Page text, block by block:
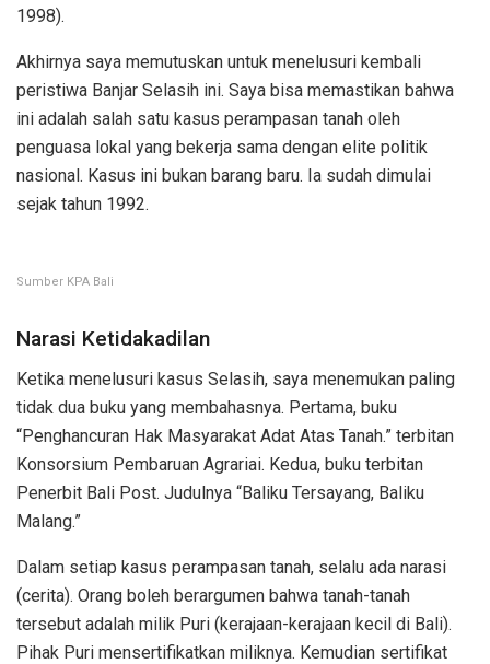
1998).
Akhirnya saya memutuskan untuk menelusuri kembali
peristiwa Banjar Selasih ini. Saya bisa memastikan bahwa
ini adalah salah satu kasus perampasan tanah oleh
penguasa lokal yang bekerja sama dengan elite politik
nasional. Kasus ini bukan barang baru. Ia sudah dimulai
sejak tahun 1992.
Sumber KPA Bali
Narasi Ketidakadilan
Ketika menelusuri kasus Selasih, saya menemukan paling
tidak dua buku yang membahasnya. Pertama, buku
“Penghancuran Hak Masyarakat Adat Atas Tanah.” terbitan
Konsorsium Pembaruan Agrariai. Kedua, buku terbitan
Penerbit Bali Post. Judulnya “Baliku Tersayang, Baliku
Malang.”
Dalam setiap kasus perampasan tanah, selalu ada narasi
(cerita). Orang boleh berargumen bahwa tanah-tanah
tersebut adalah milik Puri (kerajaan-kerajaan kecil di Bali).
Pihak Puri mensertifikatkan miliknya. Kemudian sertifikat